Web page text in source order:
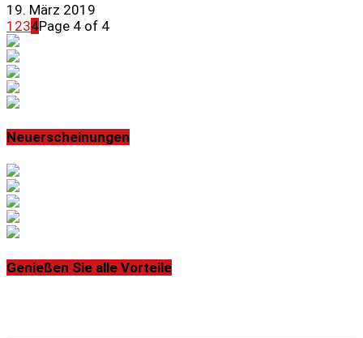
19. März 2019
1 234Page 4 of 4
Neuerscheinungen
Genießen Sie alle Vorteile